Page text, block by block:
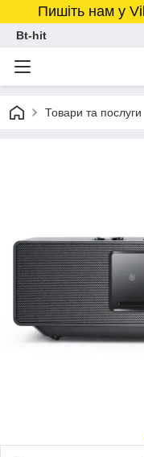
Пишіть нам у
Bt-hit
Товари та послуги